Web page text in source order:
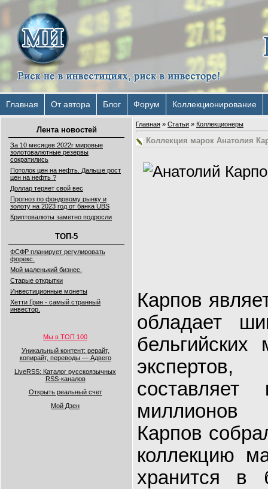
Главная От автора Блог Форум Коллекционирование
Лента новостей
За 10 месяцев 2022г мировые
золотовалютные резервы
сократились
Потолок цен на нефть. Дальше рост
цен на нефть ?
Доллар теряет свой вес
Прогноз по фондовому рынку и
золоту на 2023 год от банка UBS
Криптовалюты заметно подросли
ТОП-5
ФСФР планирует регулировать
форекс.
Мой маленький бизнес.
Старые открытки
Инвестиционные монеты
Хетти Грин - самый странный
инвестор.
Мы в ТОП 100
Уникальный контент: рерайт,
копирайт, переводы — Адвего
LiveRSS: Каталог русскоязычных
RSS-каналов
Открыть реальный счет
Мой Дзен
Главная » Статьи » Коллекционеры
Коллекция марок Анатолия
Карпов
обладает
Карпов
коллекцию
хранится в